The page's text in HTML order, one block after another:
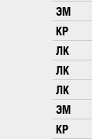
ЭМ
КР
ЛК
ЛК
ЛК
ЭМ
КР